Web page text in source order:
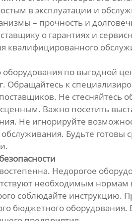
в эксплуатации и
– прочность и
о гарантиях и
квалифицированного
по выгодной
Обращайтесь к
Не
Важно посетить
Не игнорируйте
обслуживания. Будьте
Недорогое
необходимым
соблюдайте инструкцию.
бюджетного